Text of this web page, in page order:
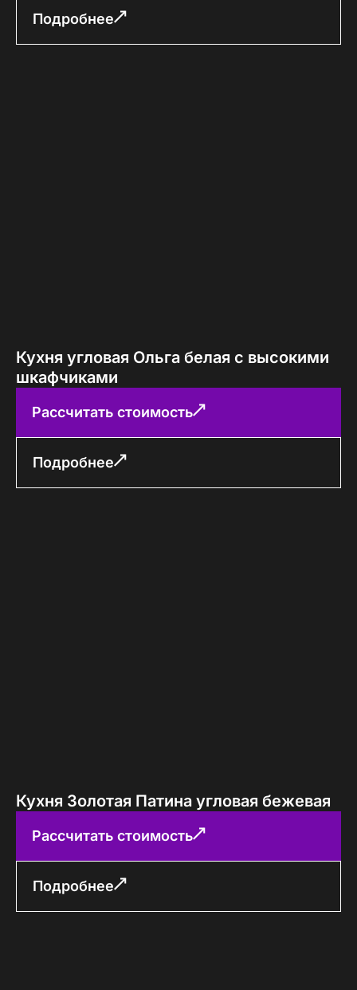
Подробнее
Кухня угловая Ольга белая с высокими
шкафчиками
Рассчитать стоимость
Подробнее
Кухня Золотая Патина угловая бежевая
Рассчитать стоимость
Подробнее